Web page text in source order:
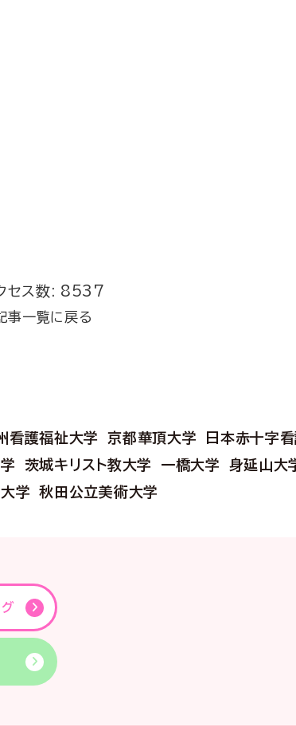
セス数: 8537
事一覧に戻る
看護福祉大学 京都華頂大学
日本赤十字
茨城キリスト教大学 一橋大学
身延山大
学
秋田公立美術大学